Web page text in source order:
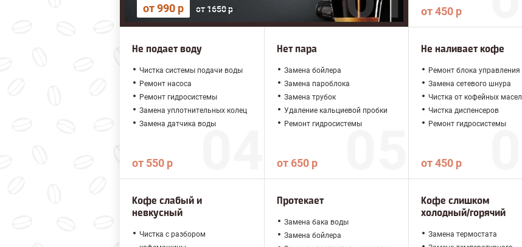
от 990 р от 1650 р от 450 р
Не подает воду
Чистка системы подачи воды
Ремонт насоса
Ремонт гидросистемы
Замена уплотнительных колец
Замена датчика воды
от 550 р
Нет пара
Замена бойлера
Замена пароблока
Замена трубок
Удаление кальциевой пробки
Ремонт гидросистемы
от 650 р
Не наливает кофе
Ремонт блока управления
Замена сетевого шнура
Чистка от кофейных масел
Чистка диспенсеров
Ремонт гидросистемы
от 450 р
Кофе слабый и
невкусный
Чистка с разбором
Протекает
Замена бака воды
Замена бойлера
Кофе слишком
холодный/горячий
Замена термостата